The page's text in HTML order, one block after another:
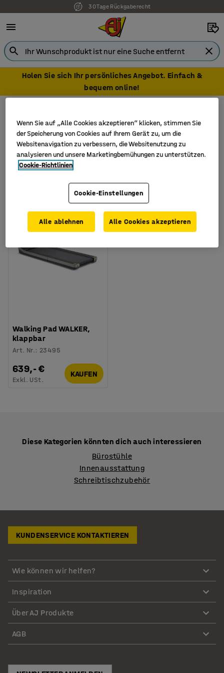
30 Tage Rückgaberecht
Holen Sie sich Ihr persönliches Angebot. Einfach &
bequem online!
Laufband
Filter
Neu
Walking Pad WALKER,
klappbar
Art. Nr.: 23495
639,- €
Exkl. USt.
KAUFEN
Diese Kategorien könnten dich auch interessieren
Bürostühle
Innenausstattung
Schreibtischzubehör
KUNDENSERVICE KONTAKTIEREN
Wie können wir helfen?
Inspiration
Über AJ Produkte
AGB
Wenn Sie auf „Alle Cookies akzeptieren“ klicken, stimmen Sie
der Speicherung von Cookies auf Ihrem Gerät zu, um die
Websitenavigation zu verbessern, die Websitenutzung zu
analysieren und unsere Marketingbemühungen zu unterstützen.
Cookie-Richtlinien
Cookie-Einstellungen
Alle ablehnen Alle Cookies akzeptieren